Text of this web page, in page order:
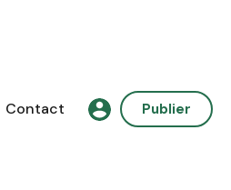
Contact Publier